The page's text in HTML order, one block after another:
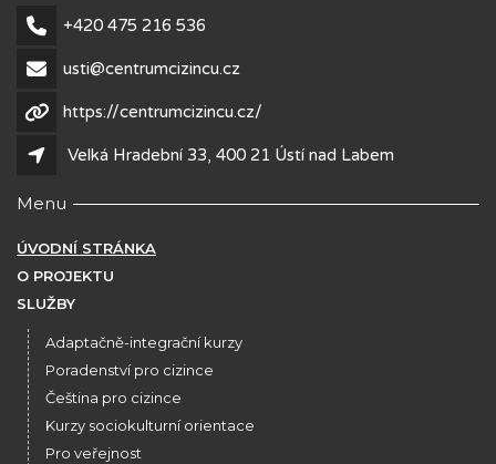
+420 475 216 536
usti@centrumcizincu.cz
https://centrumcizincu.cz/
Velká Hradební 33, 400 21 Ústí nad Labem
Menu
ÚVODNÍ STRÁNKA
O PROJEKTU
SLUŽBY
Adaptačně-integrační kurzy
Poradenství pro cizince
Čeština pro cizince
Kurzy sociokulturní orientace
Pro veřejnost